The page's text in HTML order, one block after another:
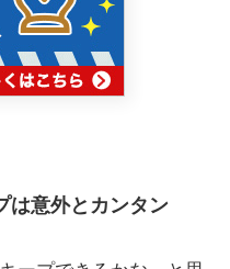
は意外とカンタン